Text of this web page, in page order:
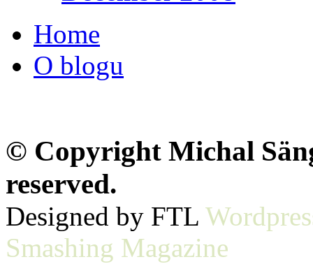
Home
O blogu
© Copyright Michal
reserved.
Designed by FTL
Smashing Magazine